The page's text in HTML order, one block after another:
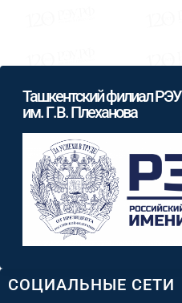
СОЦИАЛЬНЫЕ СЕТИ
Ташкентский филиал РЭУ
им. Г.В. Плеханова